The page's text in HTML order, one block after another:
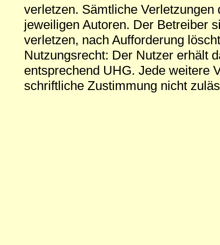
verletzen. Sämtliche
jeweiligen Autoren. Der Betreiber
verletzen, nach Aufforderung
Nutzungsrecht: Der Nutzer erhält
entsprechend UHG. Jede weitere
schriftliche Zustimmung nicht